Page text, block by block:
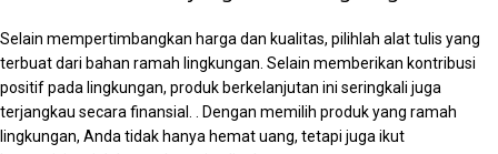
Selain mempertimbangkan harga dan kualitas, pilihlah alat tulis yang
terbuat dari bahan ramah lingkungan. Selain memberikan kontribusi
positif pada lingkungan, produk berkelanjutan ini seringkali juga
terjangkau secara finansial. . Dengan memilih produk yang ramah
lingkungan, Anda tidak hanya hemat uang, tetapi juga ikut